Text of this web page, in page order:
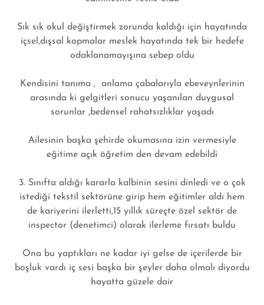
Sık sık okul değiştirmek zorunda kaldığı için hayatında
içsel,dışsal kopmalar meslek hayatında tek bir hedefe
odaklanamayışına sebep oldu
Kendisini tanıma , anlama çabalarıyla ebeveynlerinin
arasında ki gelgitleri sonucu yaşanılan duygusal
sorunlar ,bedensel rahatsızlıklar yaşadı
Ailesinin başka şehirde okumasına izin vermesiyle
eğitime açık öğretim den devam edebildi
3. Sınıfta aldığı kararla kalbinin sesini dinledi ve o çok
istediği tekstil sektörüne girip hem eğitimler aldı hem
de kariyerini ilerletti,15 yıllık süreçte özel sektör de
inspector (denetimci) olarak ilerleme fırsatı buldu
Ona bu yaptıkları ne kadar iyi gelse de içerilerde bir
boşluk vardı iç sesi başka bir şeyler daha olmalı diyordu
hayatta güzele dair